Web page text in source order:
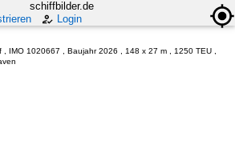
schiffbilder.de
Login
, IMO 1020667 , Baujahr 2026 , 148 x 27 m , 1250 TEU ,